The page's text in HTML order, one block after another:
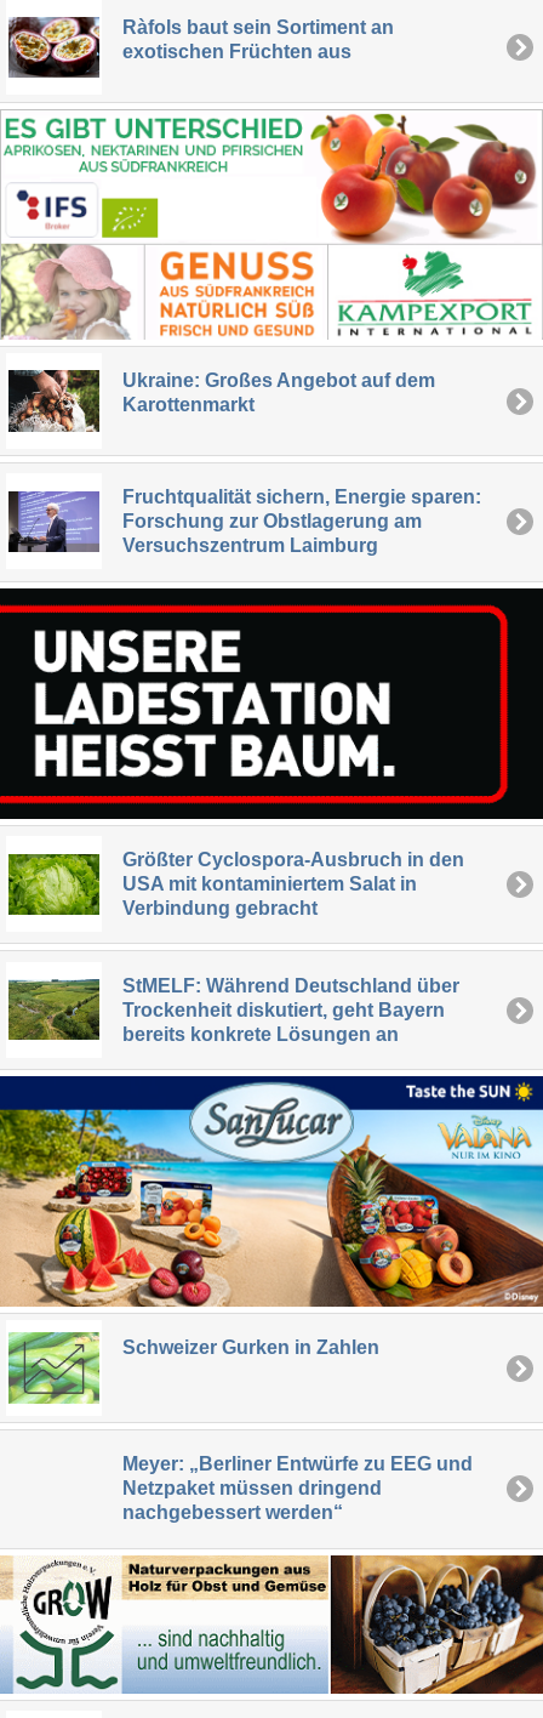
Ràfols baut sein Sortiment an
exotischen Früchten aus
Ukraine: Großes Angebot auf dem
Karottenmarkt
Fruchtqualität sichern, Energie sparen:
Forschung zur Obstlagerung am
Versuchszentrum Laimburg
Größter Cyclospora-Ausbruch in den
USA mit kontaminiertem Salat in
Verbindung gebracht
StMELF: Während Deutschland über
Trockenheit diskutiert, geht Bayern
bereits konkrete Lösungen an
Schweizer Gurken in Zahlen
Meyer: „Berliner Entwürfe zu EEG und
Netzpaket müssen dringend
nachgebessert werden“